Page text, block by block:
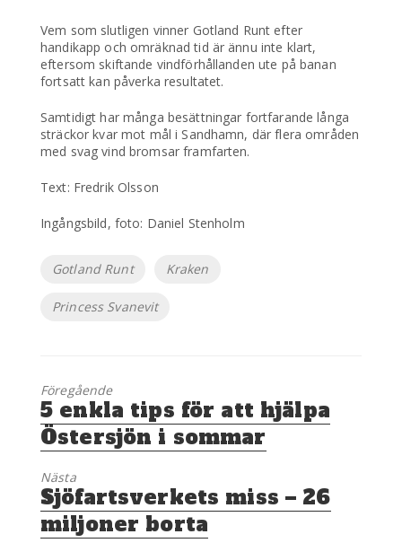
Vem som slutligen vinner Gotland Runt efter
handikapp och omräknad tid är ännu inte klart,
eftersom skiftande vindförhållanden ute på banan
fortsatt kan påverka resultatet.
Samtidigt har många besättningar fortfarande långa
sträckor kvar mot mål i Sandhamn, där flera områden
med svag vind bromsar framfarten.
Text: Fredrik Olsson
Ingångsbild, foto: Daniel Stenholm
Etiketter
Gotland Runt Kraken
Princess Svanevit
Föregående
Föregående
inlägg:
5 enkla tips för att hjälpa
Östersjön i sommar
Nästa
Nästa
inlägg:
Sjöfartsverkets miss – 26
miljoner borta